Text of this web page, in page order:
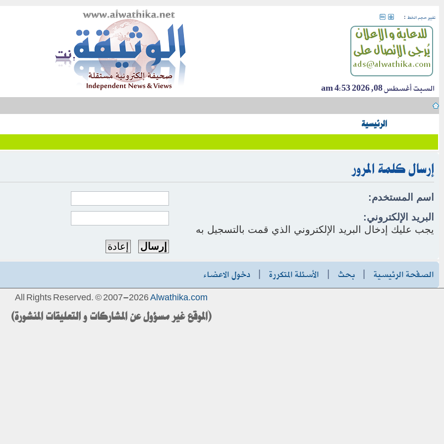
تغيير حجم الخط :
السبت أغسطس 08, 2026 4:53 am
الرئيسية
إرسال كلمة المرور
اسم المستخدم:
البريد الإلكتروني:
يجب عليك إدخال البريد الإلكتروني الذي قمت بالتسجيل به
الصفحة الرئيسية | بحث | الأسئلة المتكررة | دخول الاعضاء
All Rights Reserved. © 2007-2026Alwathika.com
(الموقع غير مسؤول عن المشاركات و التعليقات المنشورة)